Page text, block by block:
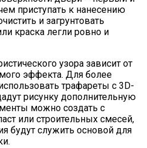
приступать к нанесению
и загрунтовать
краска легли ровно и
узора зависит от
эффекта. Для более
трафареты с 3D-
рисунку дополнительную
можно создать с
или строительных смесей,
будут служить основой для